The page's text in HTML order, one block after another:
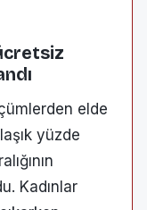
elde
yüzde
Kadınlar